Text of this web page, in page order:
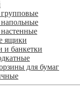
ящики
и банкетки
для бумаг